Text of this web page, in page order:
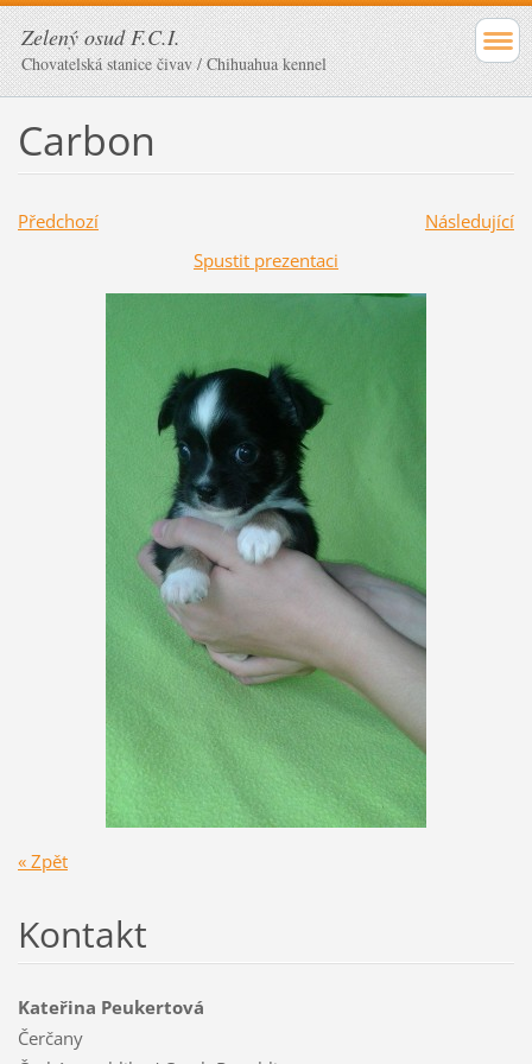
Zelený osud F.C.I.
Chovatelská stanice čivav / Chihuahua kennel
Carbon
Předchozí
Následující
Spustit prezentaci
« Zpět
Kontakt
Kateřina Peukertová
Čerčany